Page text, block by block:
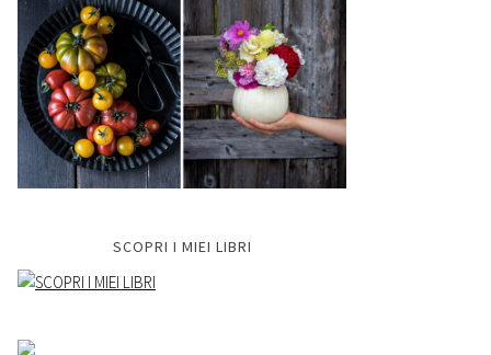
SCOPRI I MIEI LIBRI